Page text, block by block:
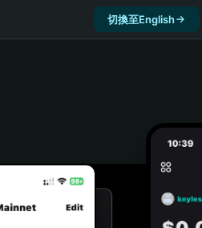
切換至English